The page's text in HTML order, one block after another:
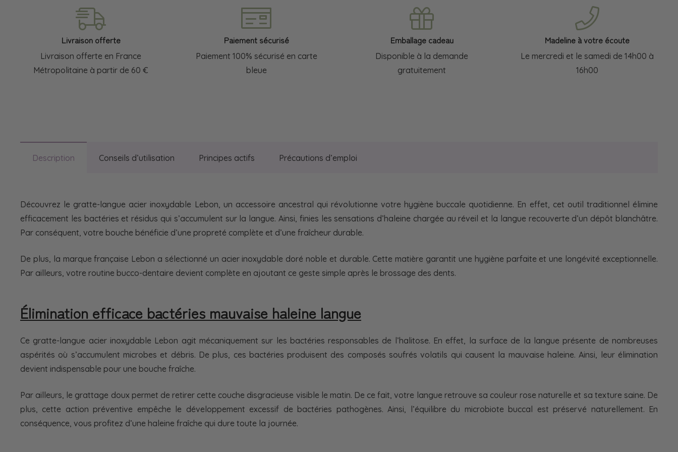
Livraison offerte
Livraison offerte en France
Métropolitaine à partir de 60 €
Paiement sécurisé
Paiement 100% sécurisé en carte
bleue
Emballage cadeau
Disponible à la demande
gratuitement
Madeline à votre écoute
Le mercredi et le samedi de 14h00 à
16h00
Description Conseils d’utilisation Principes actifs Précautions d’emploi
Découvrez le gratte-langue acier inoxydable Lebon, un accessoire ancestral qui révolutionne votre hygiène buccale quotidienne. En effet, cet outil traditionnel élimine
efficacement les bactéries et résidus qui s’accumulent sur la langue. Ainsi, finies les sensations d’haleine chargée au réveil et la langue recouverte d’un dépôt blanchâtre.
Par conséquent, votre bouche bénéficie d’une propreté complète et d’une fraîcheur durable.
De plus, la marque française Lebon a sélectionné un acier inoxydable doré noble et durable. Cette matière garantit une hygiène parfaite et une longévité exceptionnelle.
Par ailleurs, votre routine bucco-dentaire devient complète en ajoutant ce geste simple après le brossage des dents.
Élimination efficace bactéries mauvaise haleine langue
Ce gratte-langue acier inoxydable Lebon agit mécaniquement sur les bactéries responsables de l’halitose. En effet, la surface de la langue présente de nombreuses
aspérités où s’accumulent microbes et débris. De plus, ces bactéries produisent des composés soufrés volatils qui causent la mauvaise haleine. Ainsi, leur élimination
devient indispensable pour une bouche fraîche.
Par ailleurs, le grattage doux permet de retirer cette couche disgracieuse visible le matin. De ce fait, votre langue retrouve sa couleur rose naturelle et sa texture saine. De
plus, cette action préventive empêche le développement excessif de bactéries pathogènes. Ainsi, l’équilibre du microbiote buccal est préservé naturellement. En
conséquence, vous profitez d’une haleine fraîche qui dure toute la journée.